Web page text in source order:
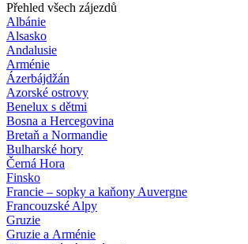
Přehled všech zájezdů
Albánie
Alsasko
Andalusie
Arménie
Ázerbájdžán
Azorské ostrovy
Benelux s dětmi
Bosna a Hercegovina
Bretaň a Normandie
Bulharské hory
Černá Hora
Finsko
Francie – sopky a kaňony Auvergne
Francouzské Alpy
Gruzie
Gruzie a Arménie